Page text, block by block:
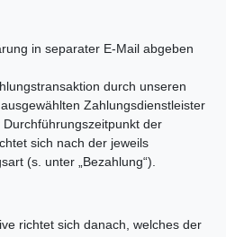
in separater E-Mail abgeben
durch unseren
Zahlungsdienstleister
der
sich nach der jeweils
(s. unter „Bezahlung“).
richtet sich danach, welches der